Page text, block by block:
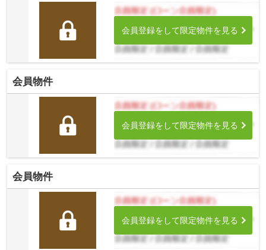
会員登録をして限定物件を見る
会員物件
会員登録をして限定物件を見る
会員物件
会員登録をして限定物件を見る